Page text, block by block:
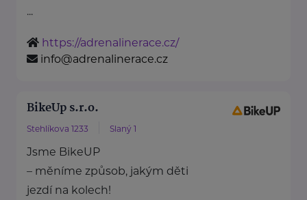
...
https://adrenalinerace.cz/
info@adrenalinerace.cz
BikeUp s.r.o.
Stehlíkova 1233 Slaný 1
Jsme BikeUP
– měníme způsob, jakým děti
jezdí na kolech!